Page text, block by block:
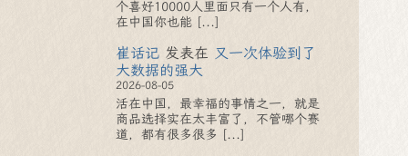
个喜好10000人里面只有一个人有，
在中国你也能 [...]
崔话记 发表在 又一次体验到了
大数据的强大
2026-08-05
活在中国，最幸福的事情之一，就是
商品选择实在太丰富了，不管哪个赛
道，都有很多很多 [...]